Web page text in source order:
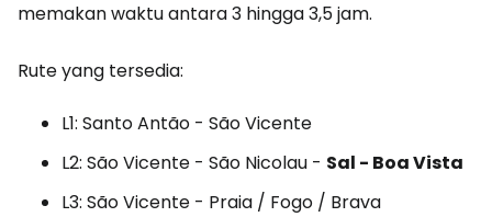
memakan waktu antara 3 hingga 3,5 jam.
Rute yang tersedia:
L1: Santo Antão - São Vicente
L2: São Vicente - São Nicolau - Sal - Boa Vista
L3: São Vicente - Praia / Fogo / Brava